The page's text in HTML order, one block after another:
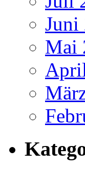
Juni
Mai